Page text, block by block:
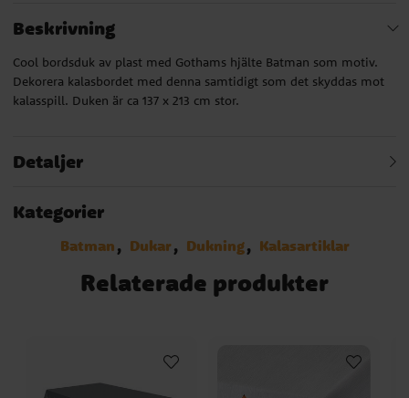
Beskrivning
Cool bordsduk av plast med Gothams hjälte Batman som motiv.
Dekorera kalasbordet med denna samtidigt som det skyddas mot
kalasspill. Duken är ca 137 x 213 cm stor.
Detaljer
Kategorier
Batman Dukar Dukning Kalasartiklar
Relaterade produkter